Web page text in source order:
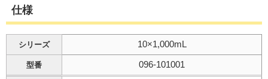
仕様
シリーズ 10×1,000mL
型番 096-101001
和研薬 ホームページ